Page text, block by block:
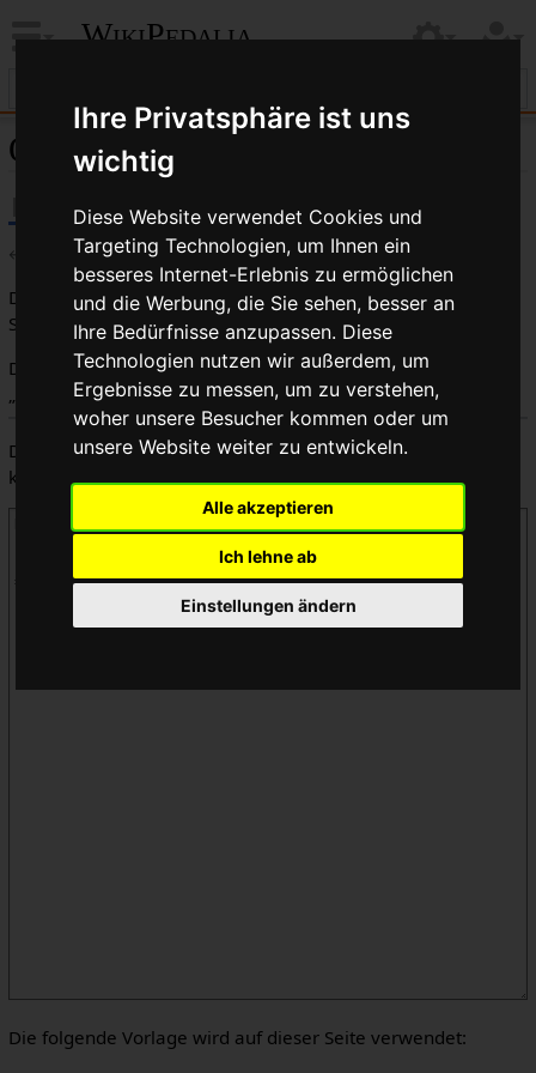
Ihre Privatsphäre ist uns
wichtig
Diese Website verwendet Cookies und
Targeting Technologien, um Ihnen ein
besseres Internet-Erlebnis zu ermöglichen
und die Werbung, die Sie sehen, besser an
Ihre Bedürfnisse anzupassen. Diese
Technologien nutzen wir außerdem, um
Ergebnisse zu messen, um zu verstehen,
woher unsere Besucher kommen oder um
unsere Website weiter zu entwickeln.
Alle akzeptieren
Ich lehne ab
Einstellungen ändern
WikiPedalia
Quelltext der Seite Tadpole
← Tadpole
Du bist aus dem folgenden Grund nicht berechtigt, diese
Seite zu bearbeiten:
Diese Aktion ist auf Benutzer beschränkt, die der Gruppe
„ Benutzer“ angehören.
Du kannst den Quelltext dieser Seite betrachten und
kopieren.
Die folgende Vorlage wird auf dieser Seite verwendet: